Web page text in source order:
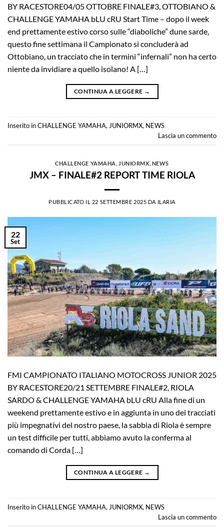
BY RACESTORE04/05 OTTOBRE FINALE#3, OTTOBIANO &
CHALLENGE YAMAHA bLU cRU Start Time – dopo il week
end prettamente estivo corso sulle “diaboliche” dune sarde,
questo fine settimana il Campionato si concluderà ad
Ottobiano, un tracciato che in termini “infernali” non ha certo
niente da invidiare a quello isolano! A […]
CONTINUA A LEGGERE →
Inserito inCHALLENGE YAMAHA,JUNIORMX, NEWS
Lascia un commento
CHALLENGE YAMAHA JUNIORMX NEWS
JMX – FINALE#2 REPORT TIME RIOLA
PUBBLICATO IL 22 SETTEMBRE 2025 DA ILARIA
22
Set
FMI CAMPIONATO ITALIANO MOTOCROSS JUNIOR 2025
BY RACESTORE20/21 SETTEMBRE FINALE#2, RIOLA
SARDO & CHALLENGE YAMAHA bLU cRU Alla fine di un
weekend prettamente estivo e in aggiunta in uno dei tracciati
più impegnativi del nostro paese, la sabbia di Riola è sempre
un test difficile per tutti, abbiamo avuto la conferma al
comando di Corda […]
CONTINUA A LEGGERE →
Inserito inCHALLENGE YAMAHA, JUNIORMX, NEWS
Lascia un commento